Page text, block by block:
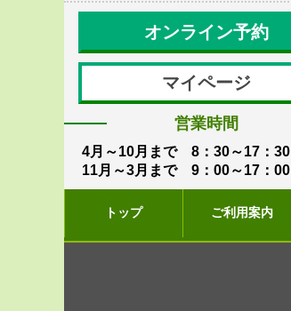
オンライン予約
マイページ
営業時間
4月～10月まで 8：30～17：30
11月～3月まで 9：00～17：00
トップ ご利用案内